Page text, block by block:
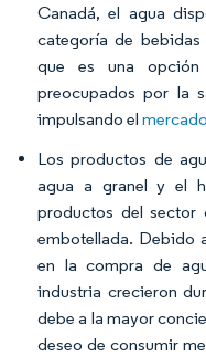
Canadá, el agua
categoría de
que es una opción
preocupados por la
impulsando el
Los productos de
agua a granel y el
productos del sector
embotellada. Debido
en la compra de
industria crecieron
debe a la mayor
deseo de consumir